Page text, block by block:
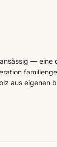
— eine
aus eigenen